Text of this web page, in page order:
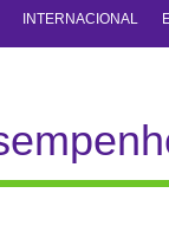
INTERNACIONAL